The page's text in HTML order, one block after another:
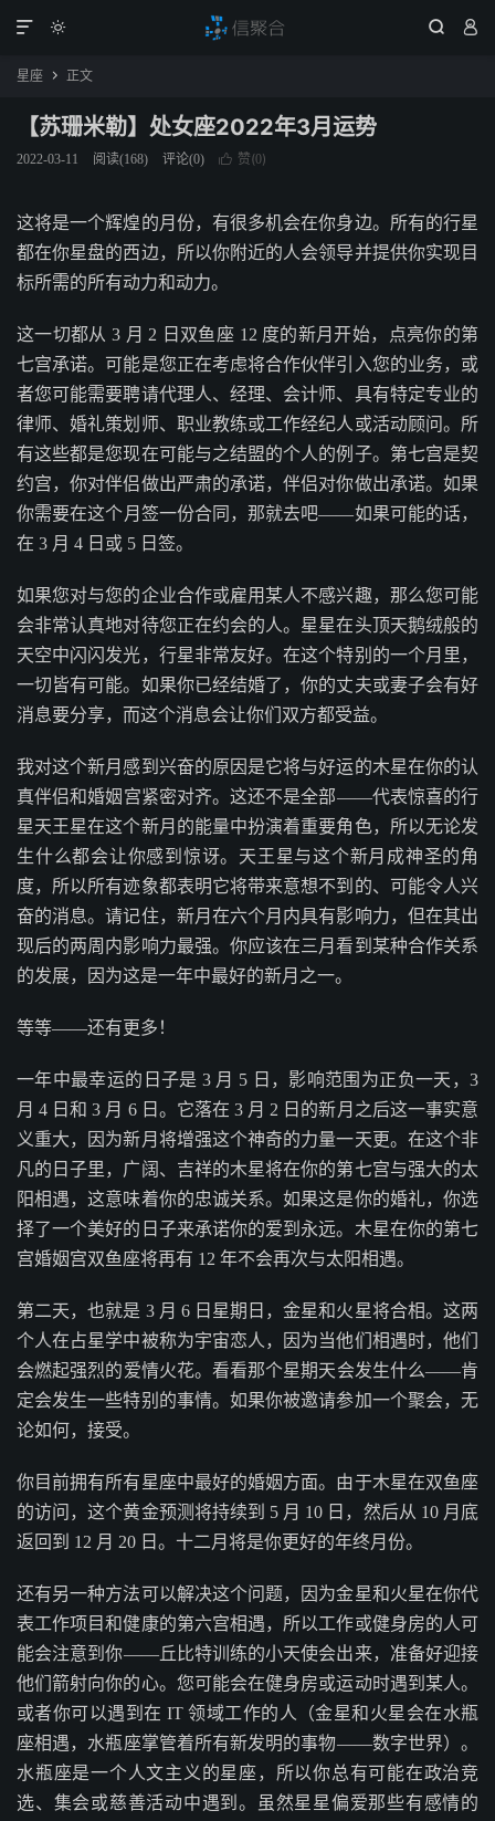
  

星座  正文
【苏珊米勒】处女座2022年3月运势
2022-03-11 阅读(168) 评论(0)  赞(0)
这将是一个辉煌的月份，有很多机会在你身边。所有的行星
都在你星盘的西边，所以你附近的人会领导并提供你实现目
标所需的所有动力和动力。
这一切都从 3 月 2 日双鱼座 12 度的新月开始，点亮你的第
七宫承诺。可能是您正在考虑将合作伙伴引入您的业务，或
者您可能需要聘请代理人、经理、会计师、具有特定专业的
律师、婚礼策划师、职业教练或工作经纪人或活动顾问。所
有这些都是您现在可能与之结盟的个人的例子。第七宫是契
约宫，你对伴侣做出严肃的承诺，伴侣对你做出承诺。如果
你需要在这个月签一份合同，那就去吧——如果可能的话，
在 3 月 4 日或 5 日签。
如果您对与您的企业合作或雇用某人不感兴趣，那么您可能
会非常认真地对待您正在约会的人。星星在头顶天鹅绒般的
天空中闪闪发光，行星非常友好。在这个特别的一个月里，
一切皆有可能。如果你已经结婚了，你的丈夫或妻子会有好
消息要分享，而这个消息会让你们双方都受益。
我对这个新月感到兴奋的原因是它将与好运的木星在你的认
真伴侣和婚姻宫紧密对齐。这还不是全部——代表惊喜的行
星天王星在这个新月的能量中扮演着重要角色，所以无论发
生什么都会让你感到惊讶。天王星与这个新月成神圣的角
度，所以所有迹象都表明它将带来意想不到的、可能令人兴
奋的消息。请记住，新月在六个月内具有影响力，但在其出
现后的两周内影响力最强。你应该在三月看到某种合作关系
的发展，因为这是一年中最好的新月之一。
等等——还有更多！
一年中最幸运的日子是 3 月 5 日，影响范围为正负一天，3
月 4 日和 3 月 6 日。它落在 3 月 2 日的新月之后这一事实意
义重大，因为新月将增强这个神奇的力量一天更。在这个非
凡的日子里，广阔、吉祥的木星将在你的第七宫与强大的太
阳相遇，这意味着你的忠诚关系。如果这是你的婚礼，你选
择了一个美好的日子来承诺你的爱到永远。木星在你的第七
宫婚姻宫双鱼座将再有 12 年不会再次与太阳相遇。
第二天，也就是 3 月 6 日星期日，金星和火星将合相。这两
个人在占星学中被称为宇宙恋人，因为当他们相遇时，他们
会燃起强烈的爱情火花。看看那个星期天会发生什么——肯
定会发生一些特别的事情。如果你被邀请参加一个聚会，无
论如何，接受。
你目前拥有所有星座中最好的婚姻方面。由于木星在双鱼座
的访问，这个黄金预测将持续到 5 月 10 日，然后从 10 月底
返回到 12 月 20 日。十二月将是你更好的年终月份。
还有另一种方法可以解决这个问题，因为金星和火星在你代
表工作项目和健康的第六宫相遇，所以工作或健身房的人可
能会注意到你——丘比特训练的小天使会出来，准备好迎接
他们箭射向你的心。您可能会在健身房或运动时遇到某人。
或者你可以遇到在 IT 领域工作的人（金星和火星会在水瓶
座相遇，水瓶座掌管着所有新发明的事物——数字世界）。
水瓶座是一个人文主义的星座，所以你总有可能在政治竞
选、集会或慈善活动中遇到。虽然星星偏爱那些有感情的